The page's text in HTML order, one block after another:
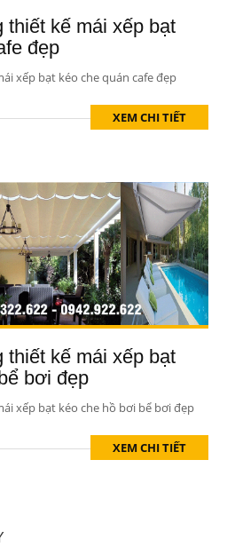
thiết kế mái xếp bạt
đẹp
xếp bạt kéo che quán cafe đẹp
XEM CHI TIẾT
thiết kế mái xếp bạt
bơi đẹp
xếp bạt kéo che hồ bơi bể bơi đẹp
XEM CHI TIẾT